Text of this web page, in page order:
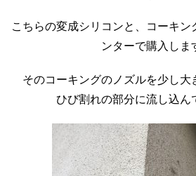
こちらの変成シリコンと、コーキン
ンターで購入しま
そのコーキングのノズルを少し大
ひび割れの部分に流し込ん